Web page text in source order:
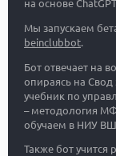
на основе
Мы запускаем
beinclubbot
Бот отвечает на
опираясь на
учебник по
– методология
обучаем в НИУ
Также бот учится